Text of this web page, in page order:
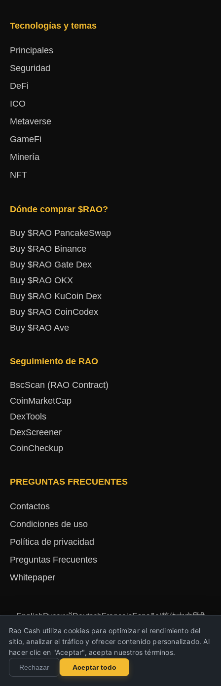
Tecnologías y temas
Principales
Seguridad
DeFi
ICO
Metaverse
GameFi
Minería
NFT
Dónde comprar $RAO?
Buy $RAO PancakeSwap
Buy $RAO Binance
Buy $RAO Gate Dex
Buy $RAO OKX
Buy $RAO KuCoin Dex
Buy $RAO CoinCodex
Buy $RAO Ave
Seguimiento de RAO
BscScan (RAO Contract)
CoinMarketCap
DexTools
DexScreener
CoinCheckup
PREGUNTAS FRECUENTES
Contactos
Condiciones de uso
Política de privacidad
Preguntas Frecuentes
Whitepaper
EnglishРусскийDeutschFrançaisEspañol简体中文हिंदी
TürkçePortuguêsNederlands Українська
Copyright © 2023-2026 Rao Cash. Todos los
derechos reservados.
Rao Cash utiliza cookies para optimizar el rendimiento del
sitio, analizar el tráfico y ofrecer contenido personalizado. Al
hacer clic en "Aceptar", acepta nuestros términos.
Rechazar Aceptar todo